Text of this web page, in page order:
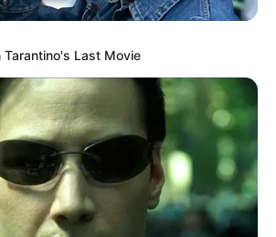
Tarantino's Last Movie